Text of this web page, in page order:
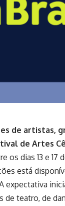
de artistas,
de Artes
os dias 13 e 17
está
expectativa
teatro, de